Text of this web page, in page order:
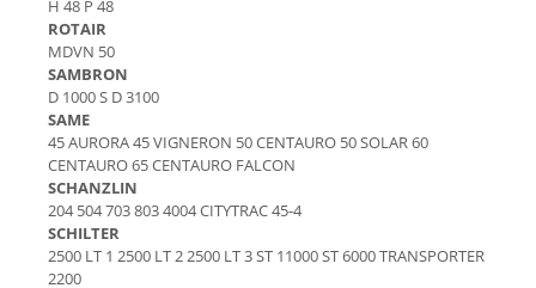
Vaseline
Spray service
Scule service
Spray vopsea
Solutii Reparatii
Solutii intretinere
Pasta curatat mainile
Solutii indepartat uleiul
Piese cabina
Piese Boki
Piese Belloli
Piese Audureau
Piese Akerman
Pellenc
Piese Bimex
Piese Herkules
Piese Solaris
H 48 P 48
ROTAIR
MDVN 50
SAMBRON
D 1000 S D 3100
SAME
45 AURORA 45 VIGNERON 50 CENTAURO 50 SOLAR 60
CENTAURO 65 CENTAURO FALCON
SCHANZLIN
204 504 703 803 4004 CITYTRAC 45-4
SCHILTER
2500 LT 1 2500 LT 2 2500 LT 3 ST 11000 ST 6000 TRANSPORTER
2200